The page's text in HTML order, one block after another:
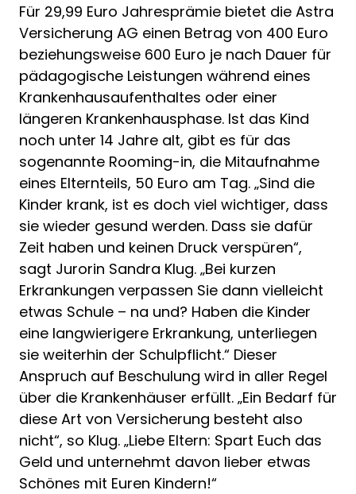
Für 29,99 Euro Jahresprämie bietet die Astra
Versicherung AG einen Betrag von 400 Euro
beziehungsweise 600 Euro je nach Dauer für
pädagogische Leistungen während eines
Krankenhausaufenthaltes oder einer
längeren Krankenhausphase. Ist das Kind
noch unter 14 Jahre alt, gibt es für das
sogenannte Rooming-in, die Mitaufnahme
eines Elternteils, 50 Euro am Tag. „Sind die
Kinder krank, ist es doch viel wichtiger, dass
sie wieder gesund werden. Dass sie dafür
Zeit haben und keinen Druck verspüren“,
sagt Jurorin Sandra Klug. „Bei kurzen
Erkrankungen verpassen Sie dann vielleicht
etwas Schule – na und? Haben die Kinder
eine langwierigere Erkrankung, unterliegen
sie weiterhin der Schulpflicht.“ Dieser
Anspruch auf Beschulung wird in aller Regel
über die Krankenhäuser erfüllt. „Ein Bedarf für
diese Art von Versicherung besteht also
nicht“, so Klug. „Liebe Eltern: Spart Euch das
Geld und unternehmt davon lieber etwas
Schönes mit Euren Kindern!“